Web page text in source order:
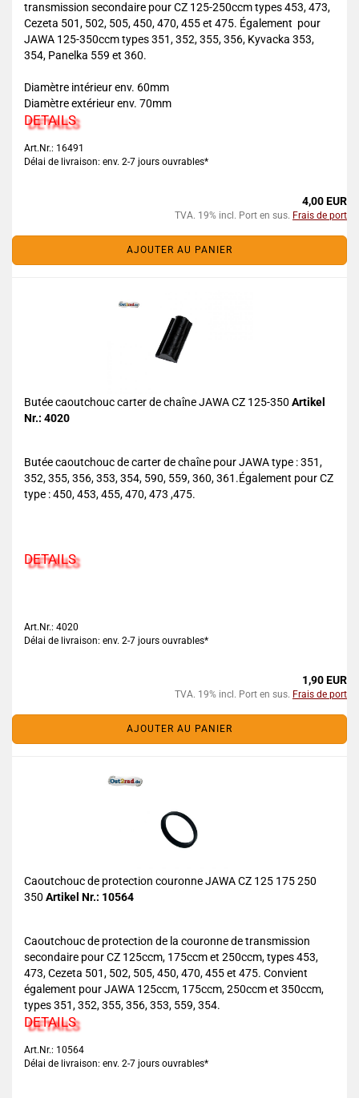
transmission secondaire pour CZ 125-250ccm types 453, 473,
Cezeta 501, 502, 505, 450, 470, 455 et 475. Également pour
JAWA 125-350ccm types 351, 352, 355, 356, Kyvacka 353,
354, Panelka 559 et 360.
Diamètre intérieur env. 60mm
Diamètre extérieur env. 70mm
DETAILS
Art.Nr.: 16491
Délai de livraison: env. 2-7 jours ouvrables*
4,00 EUR
TVA. 19% incl. Port en sus. Frais de port
AJOUTER AU PANIER
Butée caoutchouc carter de chaîne JAWA CZ 125-350 Artikel
Nr.: 4020
Butée caoutchouc de carter de chaîne pour JAWA type : 351,
352, 355, 356, 353, 354, 590, 559, 360, 361.Également pour CZ
type : 450, 453, 455, 470, 473 ,475.
DETAILS
Art.Nr.: 4020
Délai de livraison: env. 2-7 jours ouvrables*
1,90 EUR
TVA. 19% incl. Port en sus. Frais de port
AJOUTER AU PANIER
Caoutchouc de protection couronne JAWA CZ 125 175 250
350 Artikel Nr.: 10564
Caoutchouc de protection de la couronne de transmission
secondaire pour CZ 125ccm, 175ccm et 250ccm, types 453,
473, Cezeta 501, 502, 505, 450, 470, 455 et 475. Convient
également pour JAWA 125ccm, 175ccm, 250ccm et 350ccm,
types 351, 352, 355, 356, 353, 559, 354.
DETAILS
Art.Nr.: 10564
Délai de livraison: env. 2-7 jours ouvrables*